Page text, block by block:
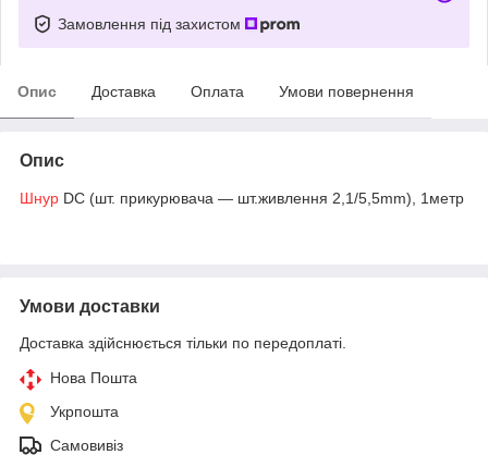
Замовлення під захистом
Опис Доставка Оплата Умови повернення
Опис
Шнур DC (шт. прикурювача — шт.живлення 2,1/5,5mm), 1метр
Умови доставки
Доставка здійснюється тільки по передоплаті.
Нова Пошта
Укрпошта
Самовивіз